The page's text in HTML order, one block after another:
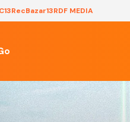
13RecBazar13RDF MEDIA